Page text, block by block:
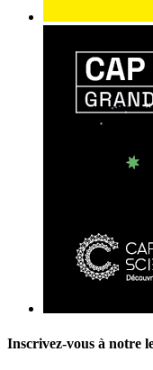
Inscrivez-vous à notre